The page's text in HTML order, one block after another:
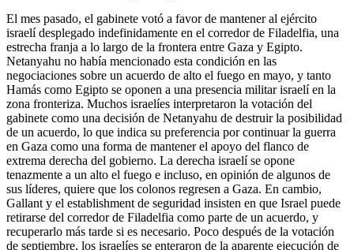
El mes pasado, el gabinete votó a favor de mantener al ejército
israelí desplegado indefinidamente en el corredor de Filadelfia, una
estrecha franja a lo largo de la frontera entre Gaza y Egipto.
Netanyahu no había mencionado esta condición en las
negociaciones sobre un acuerdo de alto el fuego en mayo, y tanto
Hamás como Egipto se oponen a una presencia militar israelí en la
zona fronteriza. Muchos israelíes interpretaron la votación del
gabinete como una decisión de Netanyahu de destruir la posibilidad
de un acuerdo, lo que indica su preferencia por continuar la guerra
en Gaza como una forma de mantener el apoyo del flanco de
extrema derecha del gobierno. La derecha israelí se opone
tenazmente a un alto el fuego e incluso, en opinión de algunos de
sus líderes, quiere que los colonos regresen a Gaza. En cambio,
Gallant y el establishment de seguridad insisten en que Israel puede
retirarse del corredor de Filadelfia como parte de un acuerdo, y
recuperarlo más tarde si es necesario. Poco después de la votación
de septiembre, los israelíes se enteraron de la aparente ejecución de